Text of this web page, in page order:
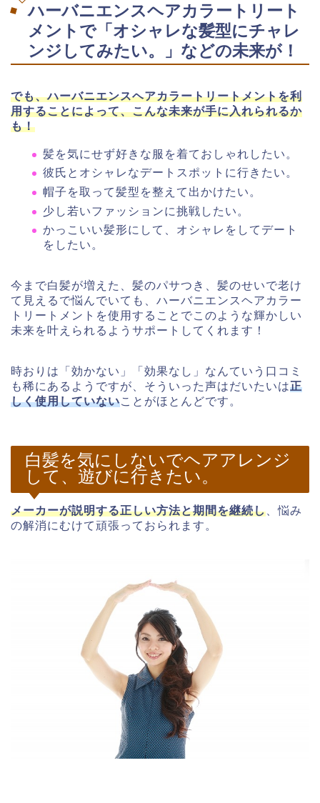
ハーバニエンスヘアカラートリート
メントで「オシャレな髪型にチャレ
ンジしてみたい。」などの未来が！
でも、ハーバニエンスヘアカラートリートメントを利
用することによって、こんな未来が手に入れられるか
も！
髪を気にせず好きな服を着ておしゃれしたい。
彼氏とオシャレなデートスポットに行きたい。
帽子を取って髪型を整えて出かけたい。
少し若いファッションに挑戦したい。
かっこいい髪形にして、オシャレをしてデート
をしたい。
今まで白髪が増えた、髪のパサつき、髪のせいで老け
て見えるで悩んでいても、ハーバニエンスヘアカラー
トリートメントを使用することでこのような輝かしい
未来を叶えられるようサポートしてくれます！
時おりは「効かない」「効果なし」なんていう口コミ
も稀にあるようですが、そういった声はだいたいは正
しく使用していないことがほとんどです。
白髪を気にしないでヘアアレンジ
して、遊びに行きたい。
メーカーが説明する正しい方法と期間を継続し 、悩み
の解消にむけて頑張っておられます。